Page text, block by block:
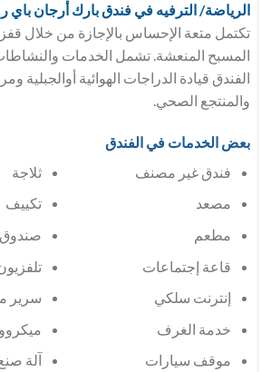
الرياضة/ الترفيه في فندق بارك أرجان باي
تكتمل متعة الإحساس بالإجازة من خلال
المسبح المنعشة. تشمل الخدمات
الفندق قيادة الدراجات الهوائية أوالجبلية
والمنتجع الصحي.
بعض الخدمات في الفندق
فندق غير مصنف
مصعد
مطعم
قاعة إجتماعات
إنترنت سلكي
خدمة الغرف
موقف سيارات
ثلاجة
تكييف
صندوق
سرير
آلة